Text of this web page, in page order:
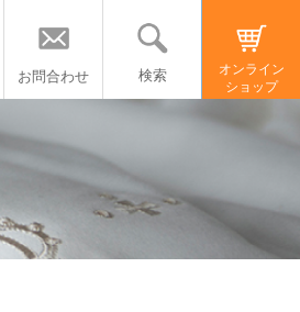
お問合わせ 検索
オンライン
ショップ